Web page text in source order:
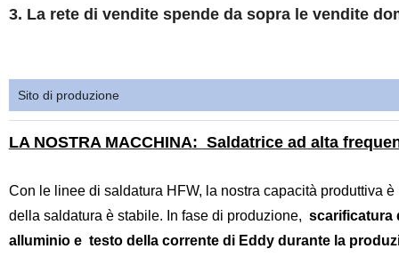
3. La rete di vendite spende da sopra le vendite
Sito di produzione
LA NOSTRA MACCHINA: Saldatrice ad alta
Con le linee di saldatura HFW, la nostra capacità produttiva è
della saldatura è stabile. In fase di produzione, scarificatura
alluminio e testo della corrente di Eddy durante la